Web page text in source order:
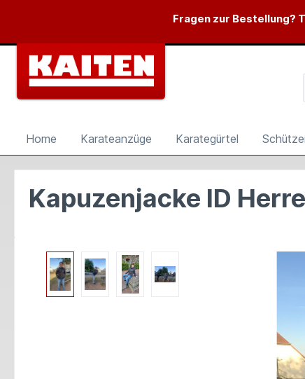
Zur Hauptnavigation springenFragen zur Bestellung?
Home Karateanzüge Karategürtel
Kapuzenjacke ID
Bildergalerie überspringen